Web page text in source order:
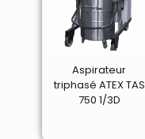
Aspirateur
triphasé ATEX TAS
750 1/3D